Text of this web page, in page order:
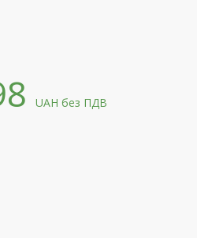
UAHбез ПДВ